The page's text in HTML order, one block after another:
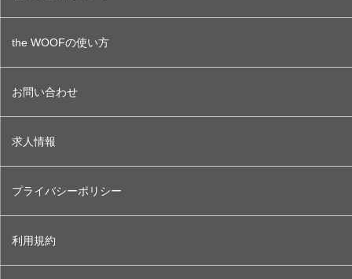
the WOOFの使い方
お問い合わせ
求人情報
プライバシーポリシー
利用規約